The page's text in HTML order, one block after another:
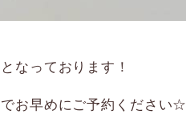
なっております！
お早めにご予約ください☆